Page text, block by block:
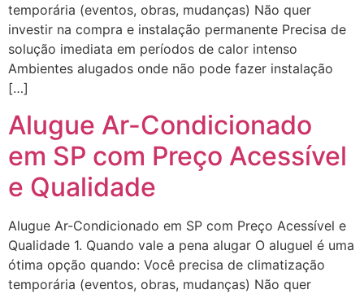
temporária (eventos, obras, mudanças) Não quer
investir na compra e instalação permanente Precisa de
solução imediata em períodos de calor intenso
Ambientes alugados onde não pode fazer instalação
[…]
Alugue Ar-Condicionado
em SP com Preço Acessível
e Qualidade
Alugue Ar-Condicionado em SP com Preço Acessível e
Qualidade 1. Quando vale a pena alugar O aluguel é uma
ótima opção quando: Você precisa de climatização
temporária (eventos, obras, mudanças) Não quer